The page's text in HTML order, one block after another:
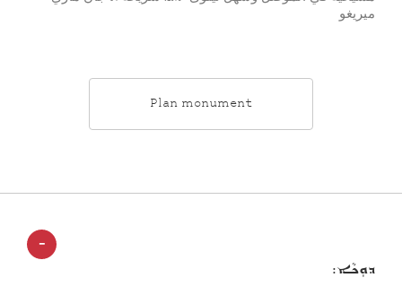
ميريغو
Plan monument
-
ܕܘܼܟܵܐ: